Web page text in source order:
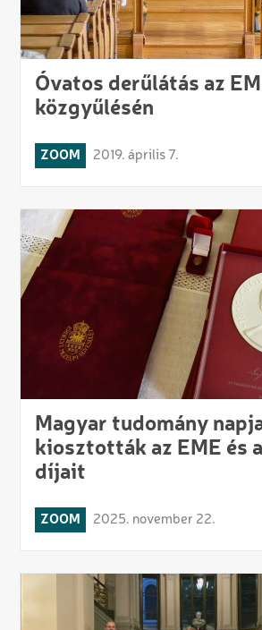
Óvatos derűlátás az
közgyűlésén
ZOOM 2019. április 7.
Magyar tudomány
kiosztották az EME és
díjait
ZOOM 2025. november 22.